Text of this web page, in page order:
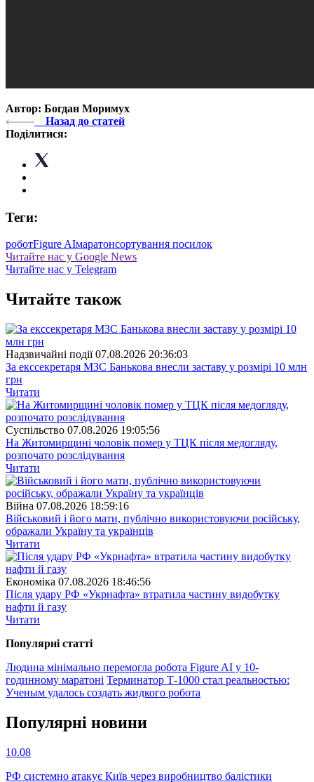
Автор: Богдан Моримух
Назад до статей
Поділитися:
Теги:
роботFigure AIмаратонсортування посилок
Читайте нас у Google News
Читайте нас у Telegram
Читайте також
Надзвичайні події 07.08.2026 20:36:03
За екссекретаря МЗС Банькова внесли заставу у розмірі 10 млн
грн
Читати
Суспiльство 07.08.2026 19:05:56
На Житомирщині чоловік помер у ТЦК після медогляду,
розпочато розслідування
Читати
Війна 07.08.2026 18:59:16
Військовий і його мати, публічно використовуючи російську,
ображали Україну та українців
Читати
Економіка 07.08.2026 18:46:56
Після удару РФ «Укрнафта» втратила частину видобутку
нафти й газу
Читати
Популярнi статтi
Людина мінімально перемогла робота Figure AI у 10-
годинному маратоні Терминатор Т-1000 стал реальностью:
Ученым удалось создать жидкого робота
Популярнi новини
10.08
РФ системно атакує Київ через виробництво балістики